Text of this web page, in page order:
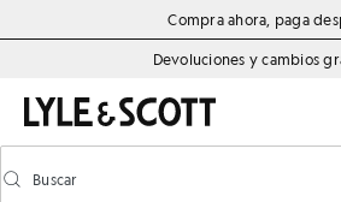
Saltar al contenido principal
Información de accesibilidad
Compra ahora, paga
Devoluciones y cambios
Activar/desactivar la búsqueda
Buscar